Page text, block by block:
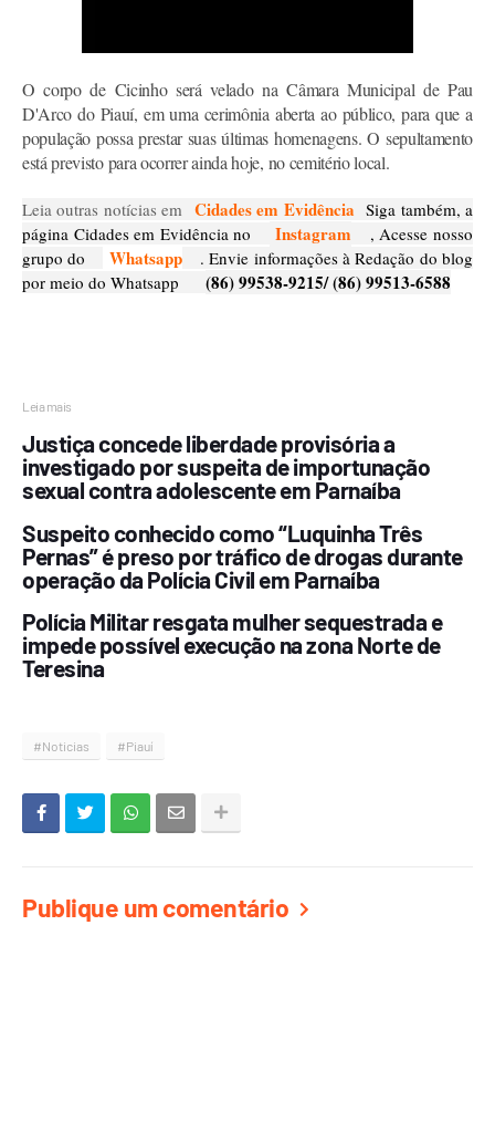
O corpo de Cicinho será velado na Câmara Municipal de Pau
D'Arco do Piauí, em uma cerimônia aberta ao público, para que a
população possa prestar suas últimas homenagens. O sepultamento
está previsto para ocorrer ainda hoje, no cemitério local.
Leia outras notícias em Cidades em Evidência Siga também, a
página Cidades em Evidência no
Instagram , Acesse nosso
grupo do
Whatsapp. Envie informações à Redação do blog
por meio do Whatsapp (86) 99538-9215/ (86) 99513-6588
Leia mais
Justiça concede liberdade provisória a
investigado por suspeita de importunação
sexual contra adolescente em Parnaíba
Suspeito conhecido como “Luquinha Três
Pernas” é preso por tráfico de drogas durante
operação da Polícia Civil em Parnaíba
Polícia Militar resgata mulher sequestrada e
impede possível execução na zona Norte de
Teresina
#Noticias #Piauí
Publique um comentário